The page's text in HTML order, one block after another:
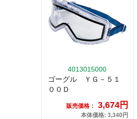
4013015000
ゴーグル ＹＧ－５１
００Ｄ
販売価格： 3,674円
本体価格: 3,340円